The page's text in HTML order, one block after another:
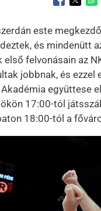
Opens in
este
és mindenütt
felvonásain az
jobbnak, és
együttese
17:00-tól
18:00-tól a